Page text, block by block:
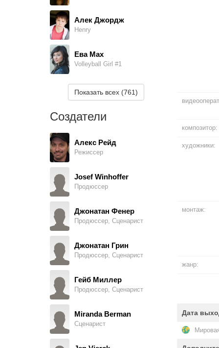
Алек Джордж
Henry
Ева Мах
Volleyball Girl #1
Кассандра Браден
Principal
Джордан Райдер
Джерис Поиндекстер
Коул Хокенбери
Кристина Хог
Кристен Салливан
Бриана Бэрран
Йен Хаттон
Показать всех (761)
Создатели
Алекс Рейд
Режиссер
Josef Winhoffer
Продюссер
Джонатан Фенер
Продюссер, Сценарист
Джонатан Грин
Продюссер, Сценарист
Гейб Миллер
Продюссер, Сценарист
Miranda Berman
Сценарист
композитор:
художники:
монтаж:
жанр:
Дата